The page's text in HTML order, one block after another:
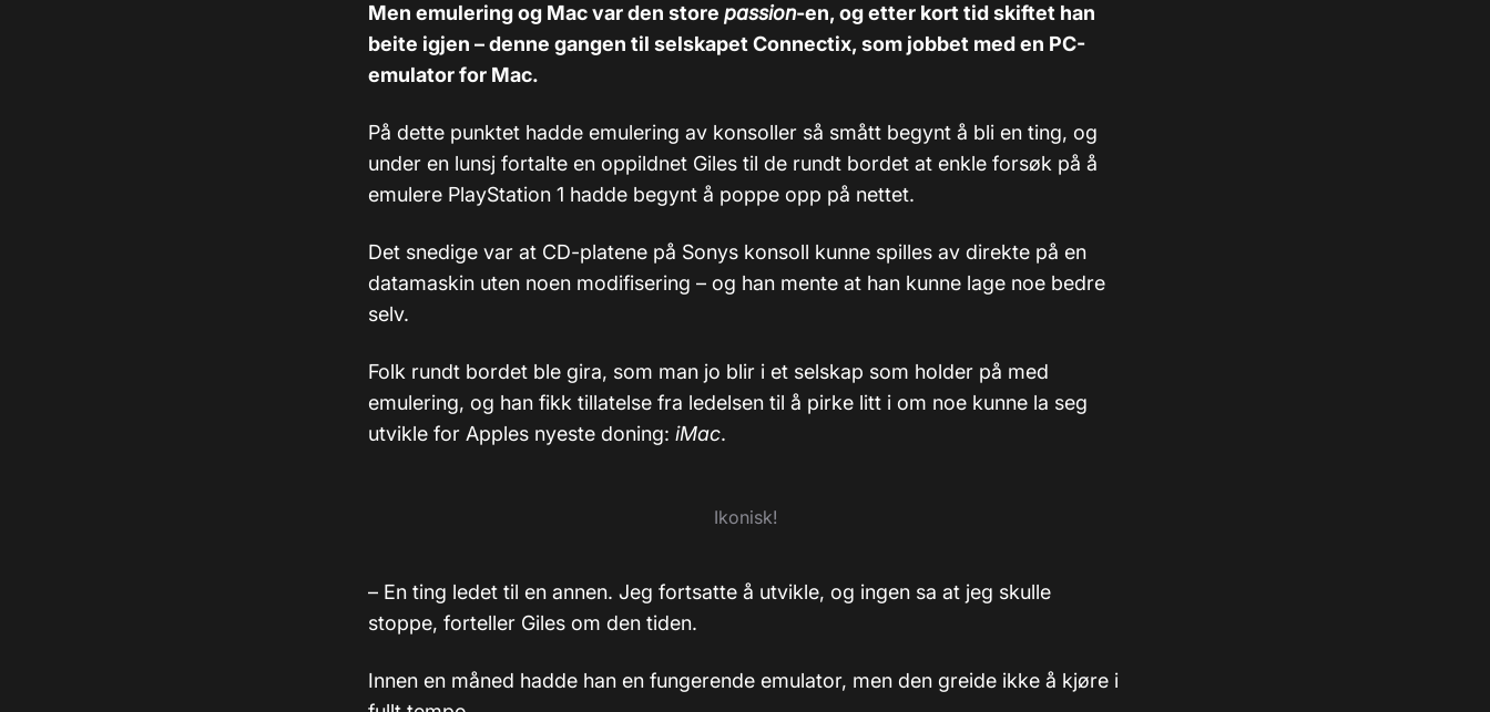
Men emulering og Mac var den store passion-en, og etter kort tid skiftet han
beite igjen – denne gangen til selskapet Connectix, som jobbet med en PC-
emulator for Mac.
På dette punktet hadde emulering av konsoller så smått begynt å bli en ting, og
under en lunsj fortalte en oppildnet Giles til de rundt bordet at enkle forsøk på å
emulere PlayStation 1 hadde begynt å poppe opp på nettet.
Det snedige var at CD-platene på Sonys konsoll kunne spilles av direkte på en
datamaskin uten noen modifisering – og han mente at han kunne lage noe bedre
selv.
Folk rundt bordet ble gira, som man jo blir i et selskap som holder på med
emulering, og han fikk tillatelse fra ledelsen til å pirke litt i om noe kunne la seg
utvikle for Apples nyeste doning: iMac.
Ikonisk!
– En ting ledet til en annen. Jeg fortsatte å utvikle, og ingen sa at jeg skulle
stoppe, forteller Giles om den tiden.
Innen en måned hadde han en fungerende emulator, men den greide ikke å kjøre i